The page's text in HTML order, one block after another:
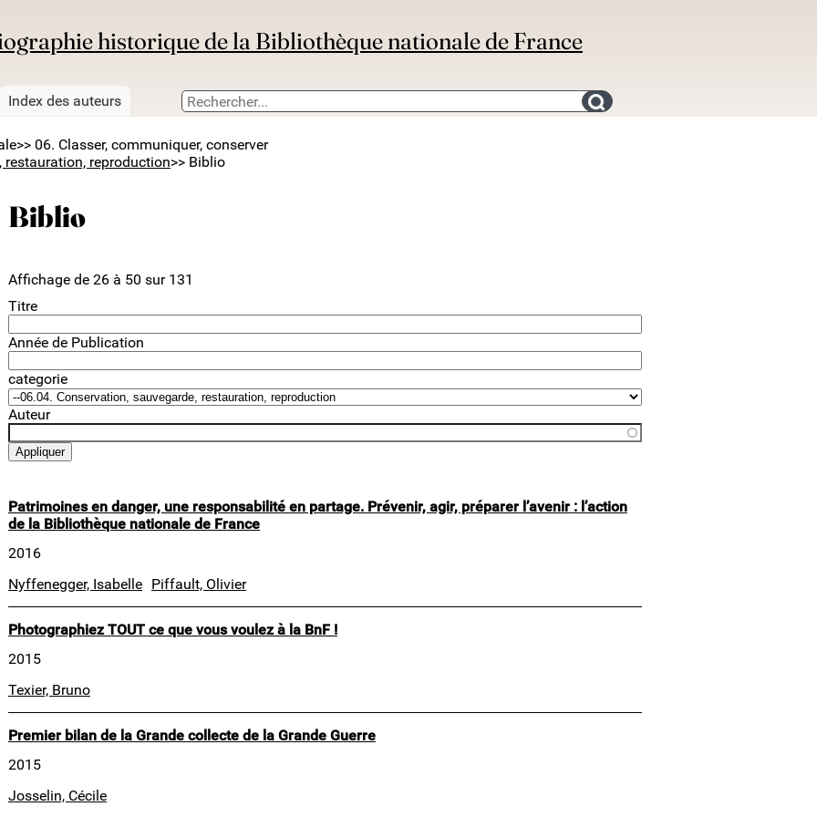
historique de la Bibliothèque nationale de France
Index des auteurs Search for an bibliography
>> 06. Classer, communiquer, conserver
restauration, reproduction>> Biblio
Biblio
Affichage de 26 à 50 sur 131
Titre
Année de Publication
categorie
Auteur
Patrimoines en danger, une responsabilité en partage. Prévenir, agir, préparer l’avenir : l’action
de la Bibliothèque nationale de France
2016
Nyffenegger, Isabelle Piffault, Olivier
Photographiez TOUT ce que vous voulez à la BnF !
2015
Texier, Bruno
Premier bilan de la Grande collecte de la Grande Guerre
2015
Josselin, Cécile